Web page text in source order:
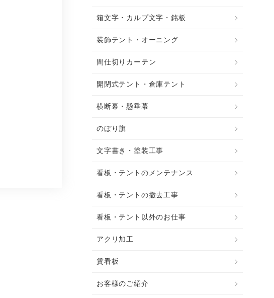
箱文字・カルプ文字・銘板
装飾テント・オーニング
間仕切りカーテン
開閉式テント・倉庫テント
横断幕・懸垂幕
のぼり旗
文字書き・塗装工事
看板・テントのメンテナンス
看板・テントの撤去工事
看板・テント以外のお仕事
アクリ加工
賃看板
お客様のご紹介